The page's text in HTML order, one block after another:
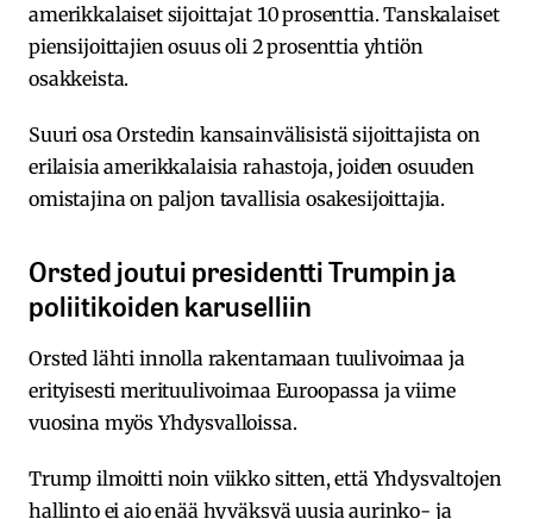
amerikkalaiset sijoittajat 10 prosenttia. Tanskalaiset
piensijoittajien osuus oli 2 prosenttia yhtiön
osakkeista.
Suuri osa Orstedin kansainvälisistä sijoittajista on
erilaisia amerikkalaisia rahastoja, joiden osuuden
omistajina on paljon tavallisia osakesijoittajia.
Orsted joutui presidentti Trumpin ja
poliitikoiden karuselliin
Orsted lähti innolla rakentamaan tuulivoimaa ja
erityisesti merituulivoimaa Euroopassa ja viime
vuosina myös Yhdysvalloissa.
Trump ilmoitti noin viikko sitten, että Yhdysvaltojen
hallinto ei aio enää hyväksyä uusia aurinko- ja